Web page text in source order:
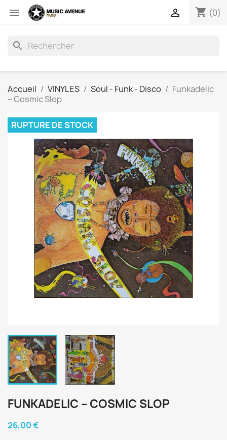
 shopping_cart (0)

search
Accueil VINYLES Soul - Funk - Disco
Funkadelic
‎– Cosmic Slop
RUPTURE DE STOCK
FUNKADELIC ‎– COSMIC SLOP
26,00 €